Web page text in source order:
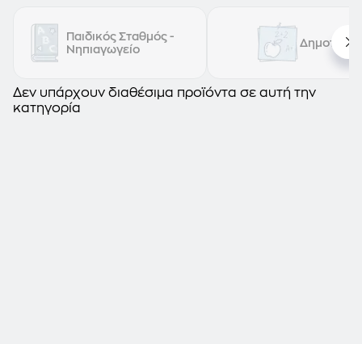
Παιδικός Σταθμός -
Νηπιαγωγείο
Δημοτικό
Δεν υπάρχουν διαθέσιμα προϊόντα σε αυτή την
κατηγορία